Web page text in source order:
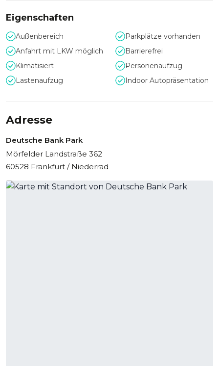
Eigenschaften
Außenbereich
Parkplätze vorhanden
Anfahrt mit LKW möglich
Barrierefrei
Klimatisiert
Personenaufzug
Lastenaufzug
Indoor Autopräsentation
Adresse
Deutsche Bank Park
Mörfelder Landstraße 362
60528 Frankfurt / Niederrad